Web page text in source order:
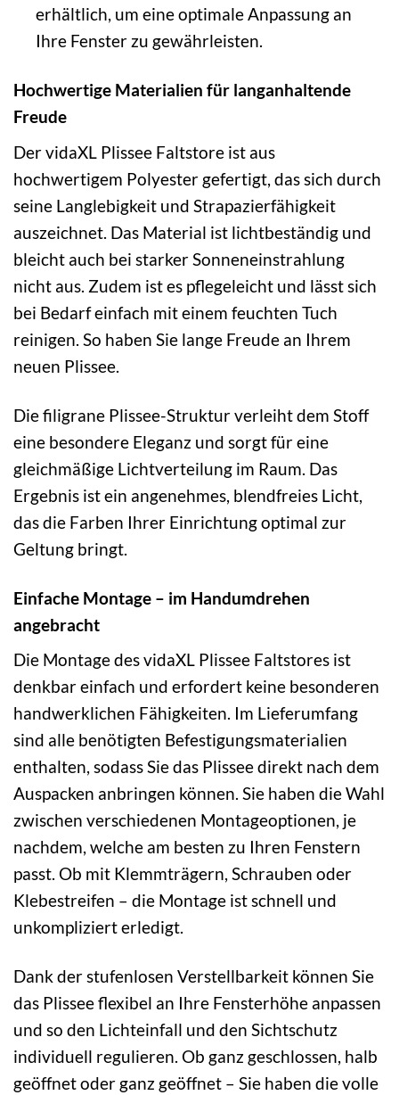
erhältlich, um eine optimale Anpassung an
Ihre Fenster zu gewährleisten.
Hochwertige Materialien für langanhaltende
Freude
Der vidaXL Plissee Faltstore ist aus
hochwertigem Polyester gefertigt, das sich durch
seine Langlebigkeit und Strapazierfähigkeit
auszeichnet. Das Material ist lichtbeständig und
bleicht auch bei starker Sonneneinstrahlung
nicht aus. Zudem ist es pflegeleicht und lässt sich
bei Bedarf einfach mit einem feuchten Tuch
reinigen. So haben Sie lange Freude an Ihrem
neuen Plissee.
Die filigrane Plissee-Struktur verleiht dem Stoff
eine besondere Eleganz und sorgt für eine
gleichmäßige Lichtverteilung im Raum. Das
Ergebnis ist ein angenehmes, blendfreies Licht,
das die Farben Ihrer Einrichtung optimal zur
Geltung bringt.
Einfache Montage – im Handumdrehen
angebracht
Die Montage des vidaXL Plissee Faltstores ist
denkbar einfach und erfordert keine besonderen
handwerklichen Fähigkeiten. Im Lieferumfang
sind alle benötigten Befestigungsmaterialien
enthalten, sodass Sie das Plissee direkt nach dem
Auspacken anbringen können. Sie haben die Wahl
zwischen verschiedenen Montageoptionen, je
nachdem, welche am besten zu Ihren Fenstern
passt. Ob mit Klemmträgern, Schrauben oder
Klebestreifen – die Montage ist schnell und
unkompliziert erledigt.
Dank der stufenlosen Verstellbarkeit können Sie
das Plissee flexibel an Ihre Fensterhöhe anpassen
und so den Lichteinfall und den Sichtschutz
individuell regulieren. Ob ganz geschlossen, halb
geöffnet oder ganz geöffnet – Sie haben die volle